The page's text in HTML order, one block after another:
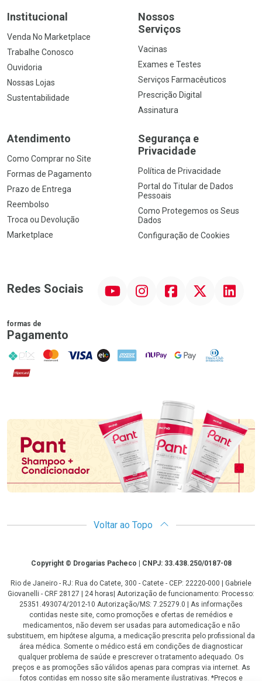
Institucional
Venda No Marketplace
Trabalhe Conosco
Ouvidoria
Nossas Lojas
Sustentabilidade
Nossos
Serviços
Vacinas
Exames e Testes
Serviços Farmacêuticos
Prescrição Digital
Assinatura
Atendimento
Como Comprar no Site
Formas de Pagamento
Prazo de Entrega
Reembolso
Troca ou Devolução
Marketplace
Segurança e
Privacidade
Política de Privacidade
Portal do Titular de Dados
Pessoais
Como Protegemos os Seus
Dados
Configuração de Cookies
Redes Sociais InstagramFacebook Linkedin
formas de
Pagamento
PIX MasterCard
VISA ELO AMEX NuPay Google PayDiners Club
Hipercard
Promoção em Destaque
Voltar ao Topo
CopyrightCopyright © Drogarias Pacheco | CNPJ: 33.438.250/0187-08
Rio de Janeiro - RJ: Rua do Catete, 300 - Catete - CEP: 22220-000 | Gabriele
Giovanelli - CRF 28127 | 24 horas| Autorização de funcionamento: Processo:
25351.493074/2012-10 Autorização/MS: 7.25279.0 | As informações
contidas neste site, como promoções e ofertas de remédios e
medicamentos, não devem ser usadas para automedicação e não
substituem, em hipótese alguma, a medicação prescrita pelo profissional da
área médica. Somente o médico está em condições de diagnosticar
qualquer problema de saúde e prescrever o tratamento adequado. Os
preços e as promoções são válidos apenas para compras via internet. As
fotos contidas em nosso site são meramente ilustrativas. *Preços e